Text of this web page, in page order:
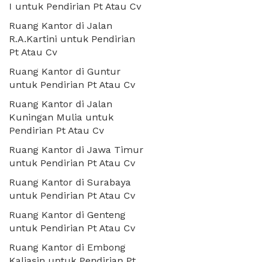
I untuk Pendirian Pt Atau Cv
Ruang Kantor di Jalan
R.A.Kartini untuk Pendirian
Pt Atau Cv
Ruang Kantor di Guntur
untuk Pendirian Pt Atau Cv
Ruang Kantor di Jalan
Kuningan Mulia untuk
Pendirian Pt Atau Cv
Ruang Kantor di Jawa Timur
untuk Pendirian Pt Atau Cv
Ruang Kantor di Surabaya
untuk Pendirian Pt Atau Cv
Ruang Kantor di Genteng
untuk Pendirian Pt Atau Cv
Ruang Kantor di Embong